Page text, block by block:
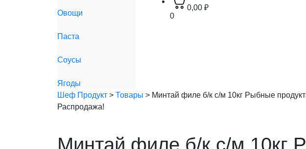
Овощи
Паста
Соусы
Ягоды
0
0,00 ₽
Шеф Продукт > Товары > Минтай филе б/к с/м 10кг Рыбные
Распродажа!
Минтай филе б/к с/м 10кг